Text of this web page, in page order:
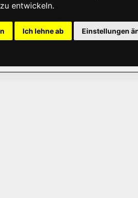
entwickeln.
Ich lehne ab Einstellungen